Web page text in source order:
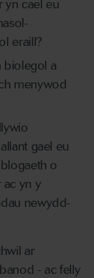
yn cael eu
eraill?
biolegol a
menywod
gael eu
o
ac yn y
newydd-
ar
- ac felly